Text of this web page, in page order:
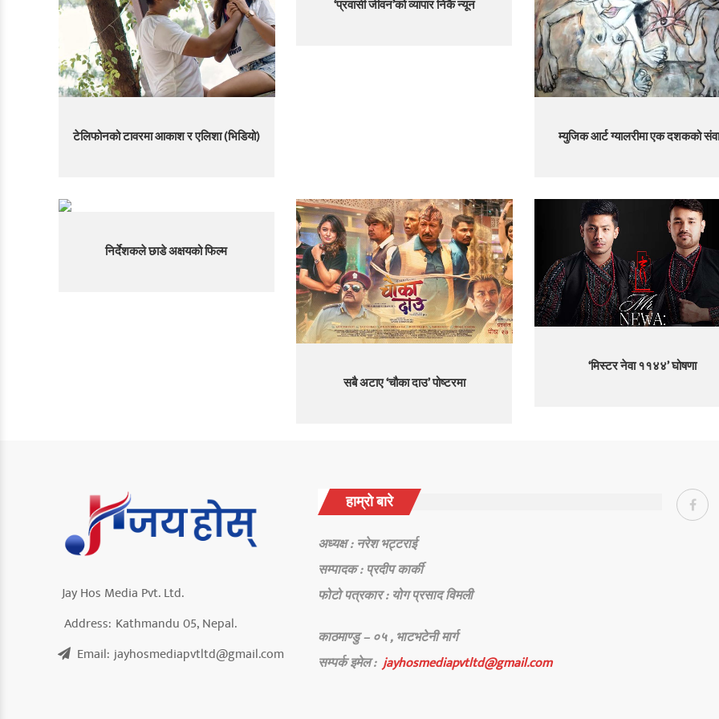
टेलिफोनको टावरमा आकाश र एलिशा (भिडियो)
‘प्रवासी जीवन’को व्यापार निकै न्यून
म्युजिक आर्ट ग्यालरीमा एक दशकको
निर्देशकले छाडे अक्षयको फिल्म
सबै अटाए ‘चौका दाउ’ पोष्टरमा
‘मिस्टर नेवा ११४४’ घोषणा
Jay Hos Media Pvt. Ltd.
Address: Kathmandu 05, Nepal.
Email: jayhosmediapvtltd@gmail.com
हाम्रो बारे
अध्यक्ष : नरेश भट्टराई
सम्पादक : प्रदीप कार्की
फोटो पत्रकार : योग प्रसाद विमली
काठमाण्डु – ०५ , भाटभटेनी मार्ग
सम्पर्कइमेल :jayhosmediapvtltd@gmail.com